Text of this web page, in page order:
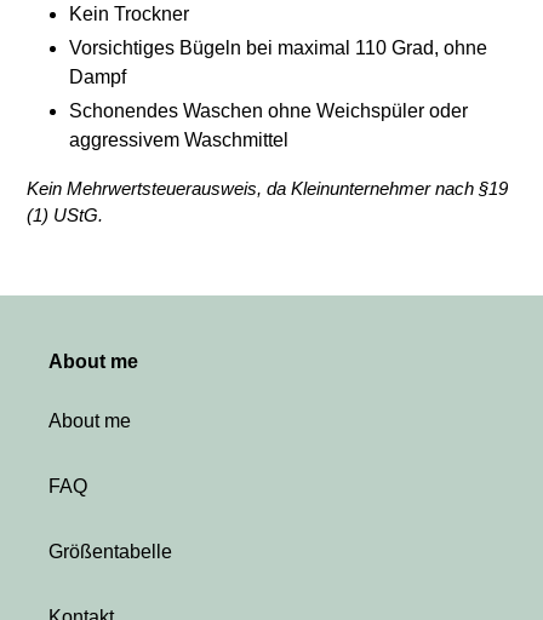
Kein Trockner
Vorsichtiges Bügeln bei maximal 110 Grad, ohne
Dampf
Schonendes Waschen ohne Weichspüler oder
aggressivem Waschmittel
Kein Mehrwertsteuerausweis, da Kleinunternehmer nach §19
(1) UStG.
About me
About me
FAQ
Größentabelle